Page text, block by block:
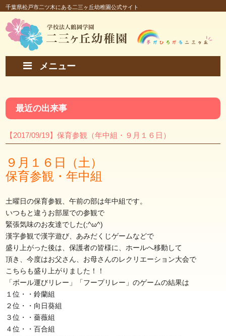
千葉県松戸市二ツ木にある二三ヶ丘幼稚園公式サイト
メニュー
最近の出来事
【2017/09/19】保育参観（年中組・９月１６日）
９月１６日（土）
保育参観・年中組
土曜日の保育参観、午前の部は年中組です。
いつもと違うお部屋での参観で
緊張気味のお友達でした(;^ω^)
漢字参観で漢字遊び、あみだくじゲームなどで
盛り上がった後は、保護者の皆様に、ホールへ移動して
頂き、今度はお父さん、お母さんのレクリエーション大会で
こちらも盛り上がりました！！
「ボール運びリレー」「フープリレー」のゲームの結果は
１位・・鈴蘭組
２位・・向日葵組
３位・・薔薇組
４位・・百合組